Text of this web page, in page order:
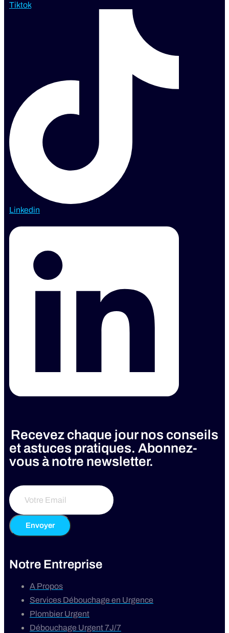
Tiktok
Linkedin
Recevez chaque jour nos conseils
et astuces pratiques. Abonnez-
vous à notre newsletter.
Envoyer
Notre Entreprise
A Propos
Services Débouchage en Urgence
Plombier Urgent
Débouchage Urgent 7J/7